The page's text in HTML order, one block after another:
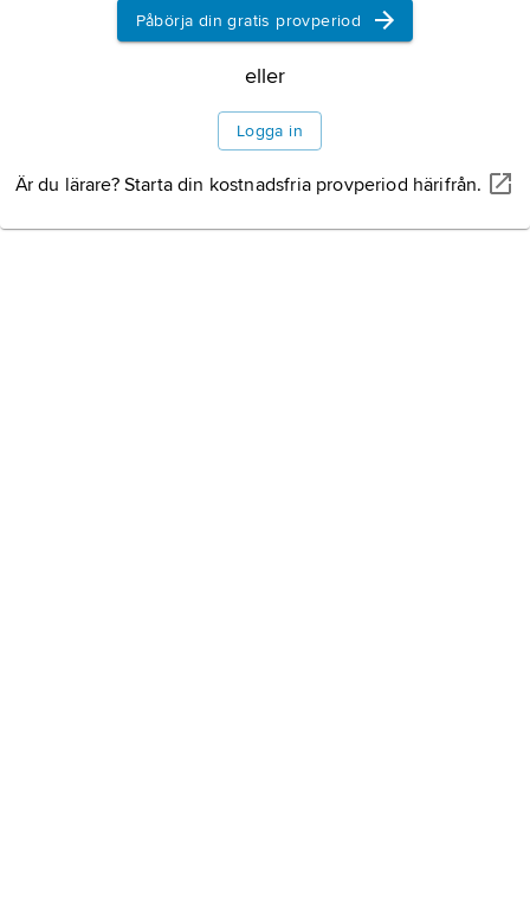
Påbörja din gratis provperiod
eller
Logga in
Är du lärare? Starta din kostnadsfria provperiod härifrån.